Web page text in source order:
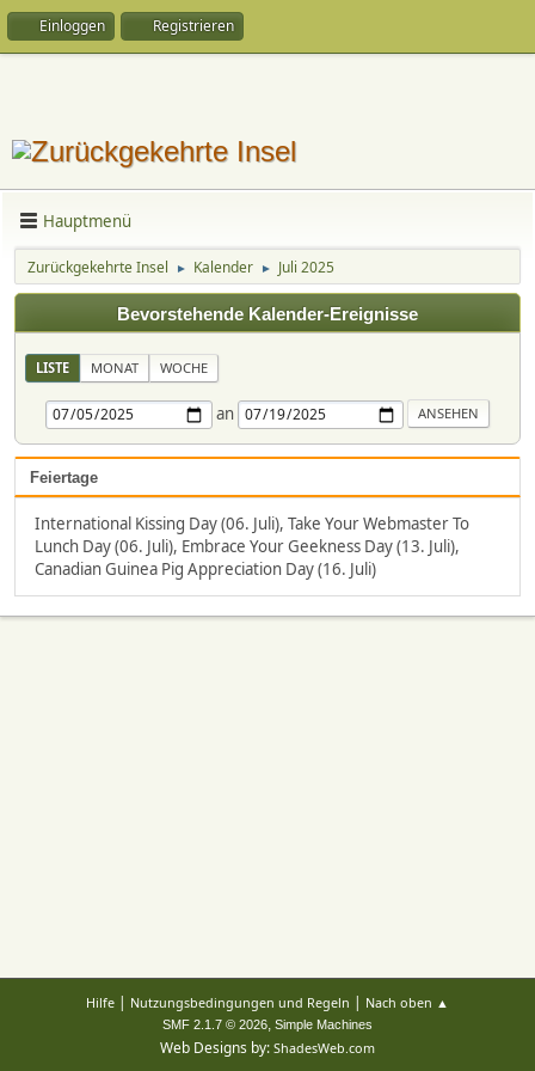
Einloggen Registrieren
Hauptmenü
Zurückgekehrte Insel ► Kalender ► Juli 2025
Bevorstehende Kalender-Ereignisse
LISTE MONAT WOCHE
an
Feiertage
International Kissing Day (06. Juli), Take Your Webmaster To
Lunch Day (06. Juli), Embrace Your Geekness Day (13. Juli),
Canadian Guinea Pig Appreciation Day (16. Juli)
Hilfe | Nutzungsbedingungen und Regeln | Nach oben ▲
SMF 2.1.7 © 2026, Simple Machines
Web Designs by: ShadesWeb.com